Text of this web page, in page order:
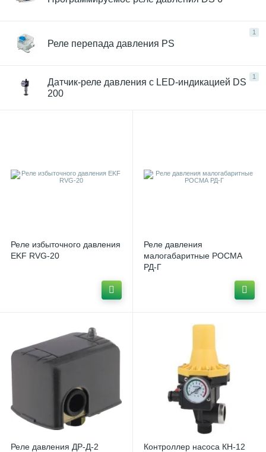
1
Реле перепада давления PS
1
Датчик-реле давления с LED-индикацией DS
200
Реле избыточного давления
EKF RVG-20
Реле давления
малогабаритные РОСМА
РД-Г
Реле давления ДР-Д-2
Контроллер насоса КН-12